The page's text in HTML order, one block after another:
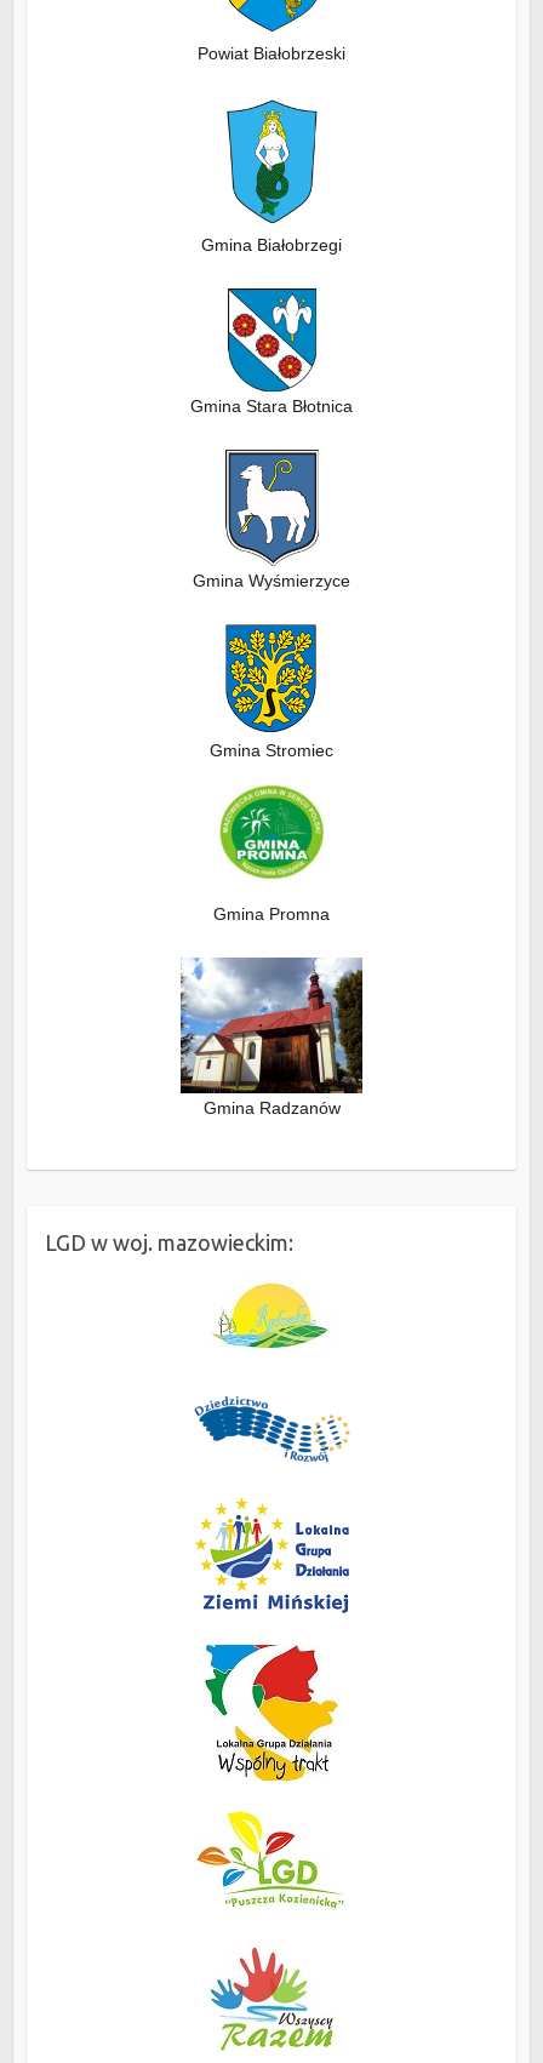
Powiat Białobrzeski
Gmina Białobrzegi
Gmina Stara Błotnica
Gmina Wyśmierzyce
Gmina Stromiec
Gmina Promna
Gmina Radzanów
LGD w woj. mazowieckim: